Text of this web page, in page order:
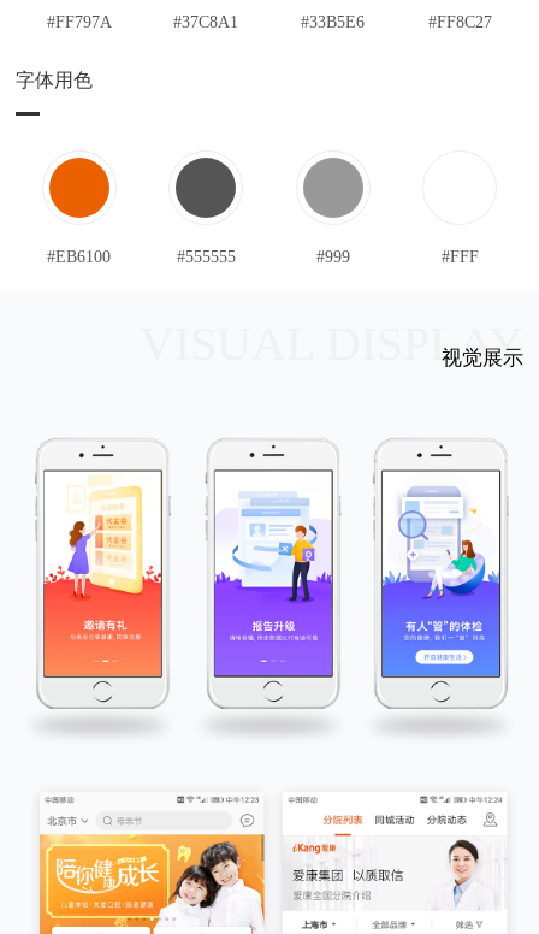
关于
联系
#FF797A #37C8A1 #33B5E6 #FF8C27
字体用色
#EB6100 #555555 #999 #FFF
VISUAL DISPLAY
视觉展示